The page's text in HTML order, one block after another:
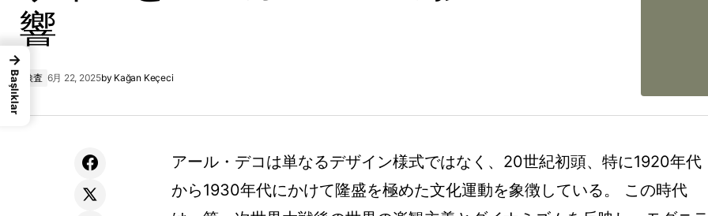
響
検査 6月 22, 2025by Kağan Keçeci
アール・デコは単なるデザイン様式ではなく、20世紀初頭、特に1920年代
から1930年代にかけて隆盛を極めた文化運動を象徴している。 この時代
→
Başlıklar